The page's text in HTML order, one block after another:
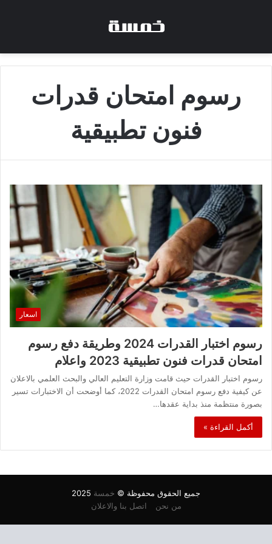
رسوم امتحان قدرات
فنون تطبيقية
اسعار
رسوم اختبار القدرات 2024 وطريقة دفع رسوم
امتحان قدرات فنون تطبيقية 2023 واعلام
رسوم اختبار القدرات حيث قامت وزارة التعليم العالي والبحث العلمي بالاعلان
عن كيفية دفع رسوم امتحان القدرات 2022، كما أوضحت أن الاختبارات تسير
بصورة منتظمة منذ بداية عقدها…
أكمل القراءة »
جميع الحقوق محفوظة © خمسة
من نحن
اتصل بنا والاعلان